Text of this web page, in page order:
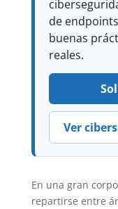
de
buenas
reales.
Ver
En una gran
repartirse entre